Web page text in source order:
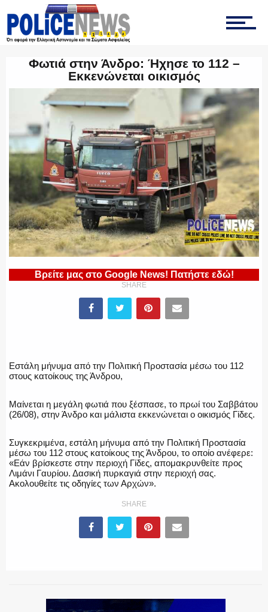
ΤΡΟΧΑΙΑ
ΟΜΑΔΑ “Ζ”
ΕΚΑΜ
ΥΑΤ/ΥΜΕΤ
ΛΙΜΕΝΙΚΟ
Φωτιά στην Άνδρο: Ήχησε το 112 –
Εκκενώνεται οικισμός
Βρείτε μας στο Google News! Πατήστε εδώ!
SHARE
Εστάλη μήνυμα από την Πολιτική Προστασία μέσω του 112
στους κατοίκους της Άνδρου,
Μαίνεται η μεγάλη φωτιά που ξέσπασε, το πρωί του Σαββάτου
(26/08), στην Άνδρο και μάλιστα εκκενώνεται ο οικισμός Γίδες.
Συγκεκριμένα, εστάλη μήνυμα από την Πολιτική Προστασία
μέσω του 112 στους κατοίκους της Άνδρου, το οποίο ανέφερε:
«Εάν βρίσκεστε στην περιοχή Γίδες, απομακρυνθείτε προς
Λιμάνι Γαυρίου. Δασική πυρκαγιά στην περιοχή σας.
Ακολουθείτε τις οδηγίες των Αρχών».
SHARE